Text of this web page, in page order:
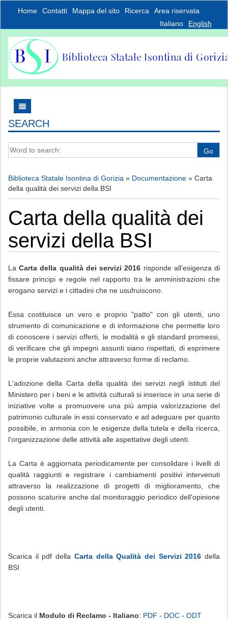
Home Contatti Mappa del sito Ricerca
Area riservata
Italiano
English
SEARCH
Word to search: Go
Biblioteca Statale Isontina di Gorizia » Documentazione » Carta
della qualità dei servizi della BSI
Carta della qualità dei
servizi della BSI
LaCarta della qualità dei servizi 2016 risponde all'esigenza di
fissare principi e regole nel rapporto tra le amministrazioni che
erogano servizi e i cittadini che ne usufruiscono.
Essa costituisce un vero e proprio "patto" con gli utenti, uno
strumento di comunicazione e di informazione che permette loro
di conoscere i servizi offerti, le modalità e gli standard promessi,
di verificare che gli impegni assunti siano rispettati, di esprimere
le proprie valutazioni anche attraverso forme di reclamo.
L'adozione della Carta della qualità dei servizi negli istituti del
Ministero per i beni e le attività culturali si inserisce in una serie di
iniziative volte a promuovere una più ampia valorizzazione del
patrimonio culturale in essi conservato e ad adeguare per quanto
possibile, in armonia con le esigenze della tutela e della ricerca,
l'organizzazione delle attività alle aspettative degli utenti.
La Carta è aggiornata periodicamente per consolidare i livelli di
qualità raggiunti e registrare i cambiamenti positivi intervenuti
attraverso la realizzazione di progetti di miglioramento, che
possono scaturire anche dal monitoraggio periodico dell'opinione
degli utenti.
Scarica il pdf della Carta della Qualità dei Servizi 2016 della
BSI
Scarica il Modulo di Reclamo - Italiano: PDF - DOC - ODT